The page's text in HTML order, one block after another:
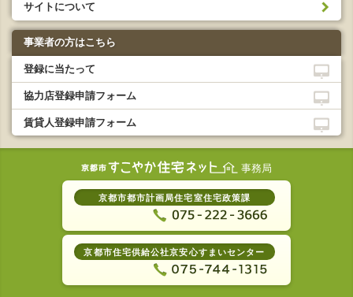
サイトについて
事業者の方はこちら
登録に当たって
協力店登録申請フォーム
賃貸人登録申請フォーム
事務局
京都市都市計画局住宅室住宅政策課
京都市住宅供給公社京安心すまいセンター